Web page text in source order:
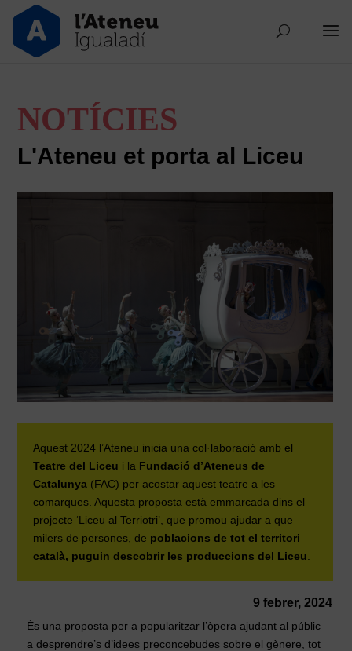
NOTÍCIES
L'Ateneu et porta al Liceu
Aquest 2024 l’Ateneu inicia una col·laboració amb el
Teatre del Liceu i la Fundació d’Ateneus de
Catalunya (FAC) per acostar aquest teatre a les
comarques. Aquesta proposta està emmarcada dins el
projecte ‘Liceu al Terriotri’, que promou ajudar a que
milers de persones, de poblacions de tot el territori
català, puguin descobrir les produccions del Liceu
9 febrer, 2024
És una proposta per a popularitzar l’òpera ajudant al públic
a desprendre’s d’idees preconcebudes sobre el gènere, tot